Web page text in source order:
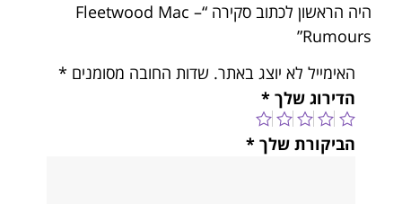
היה הראשון לכתוב סקירה “Fleetwood Mac –
Rumours”
האימייל לא יוצג באתר. שדות החובה מסומנים *
הדירוג שלך *
הביקורת שלך *